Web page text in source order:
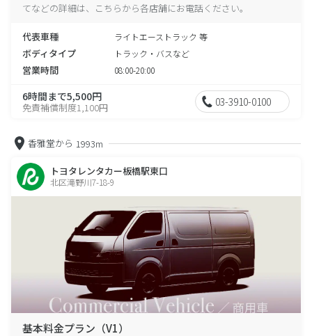
てなどの詳細は、こちらから各店舗にお電話ください。
代表車種 ライトエーストラック 等
ボディタイプ トラック・バスなど
営業時間 08:00-20:00
6時間まで5,500円
免責補償制度1,100円 03-3910-0100
香雅堂から 1993m
トヨタレンタカー板橋駅東口
北区滝野川7-18-9
基本料金プラン（V1）